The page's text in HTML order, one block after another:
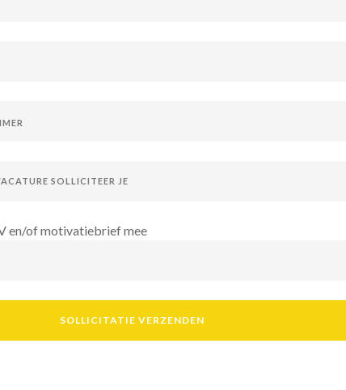
en/of motivatiebrief mee
SOLLICITATIE VERZENDEN